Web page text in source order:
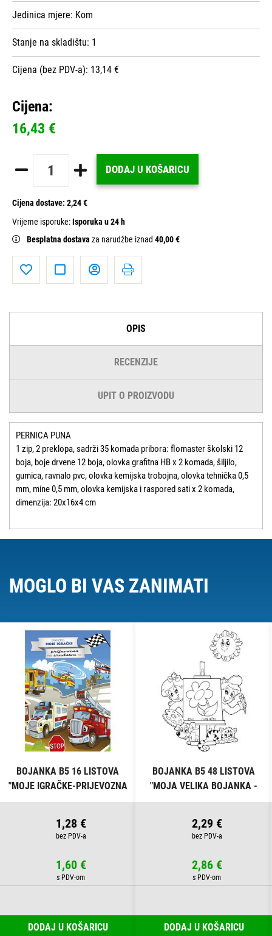
Jedinica mjere: Kom
Stanje na skladištu: 1
Cijena (bez PDV-a): 13,14 €
Cijena:
16,43 €
DODAJ U KOŠARICU
Cijena dostave: 2,24 €
Vrijeme isporuke:Isporuka u 24 h
Besplatna dostava za narudžbe iznad 40,00 €
OPIS
RECENZIJE
UPIT O PROIZVODU
PERNICA PUNA
1 zip, 2 preklopa, sadrži 35 komada pribora: flomaster školski 12
boja, boje drvene 12 boja, olovka grafitna HB x 2 komada, šiljilo,
gumica, ravnalo pvc, olovka kemijska trobojna, olovka tehnička 0,5
mm, mine 0,5 mm, olovka kemijska i raspored sati x 2 komada,
dimenzija: 20x16x4 cm
MOGLO BI VAS ZANIMATI
BOJANKA B5 16 LISTOVA
"MOJE IGRAČKE-PRIJEVOZNA
SREDSTVA" CONNECT
1,28 €
1,60 €
DODAJ U KOŠARICU
BOJANKA B5 48 LISTOVA
"MOJA VELIKA BOJANKA -
ŠARENI SVIJET" CONNECT
2,29 €
2,86 €
DODAJ U KOŠARICU